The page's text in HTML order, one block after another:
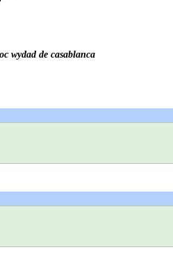
wydad de casablanca